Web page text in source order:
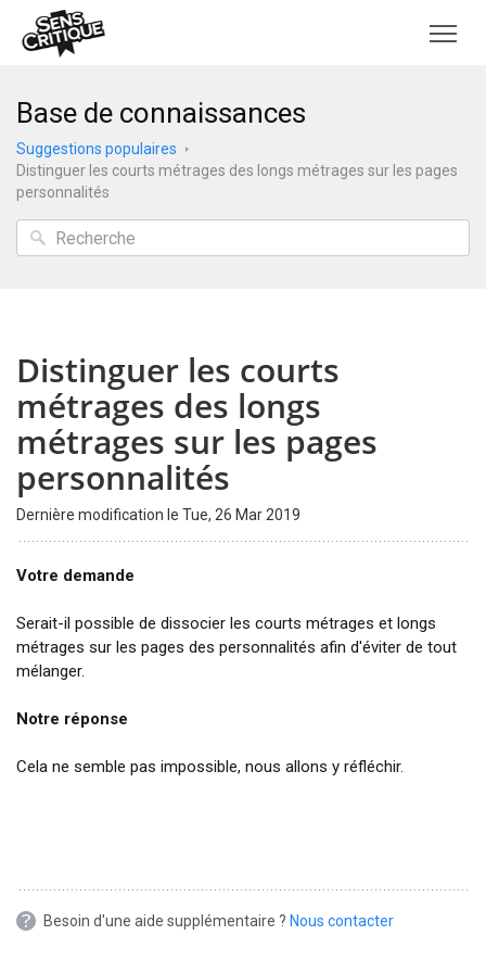
Base de connaissances
Suggestions populaires
Distinguer les courts métrages des longs métrages sur les pages
personnalités
Distinguer les courts
métrages des longs
métrages sur les pages
personnalités
Dernière modification le Tue, 26 Mar 2019
Votre demande
Serait-il possible de dissocier les courts métrages et longs
métrages sur les pages des personnalités afin d'éviter de tout
mélanger.
Notre réponse
Cela ne semble pas impossible, nous allons y réfléchir.
Besoin d'une aide supplémentaire ? Nous contacter